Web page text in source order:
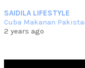
lemak ni che mat... read
Mar 07 2023
SAIDILA LIFESTYLE
Cuba Makanan
2 years ago